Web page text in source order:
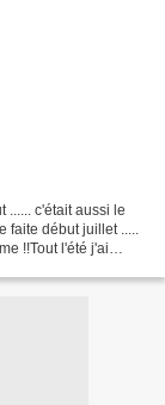
...... c'était aussi le
début juillet .....
!!Tout l'été j'ai